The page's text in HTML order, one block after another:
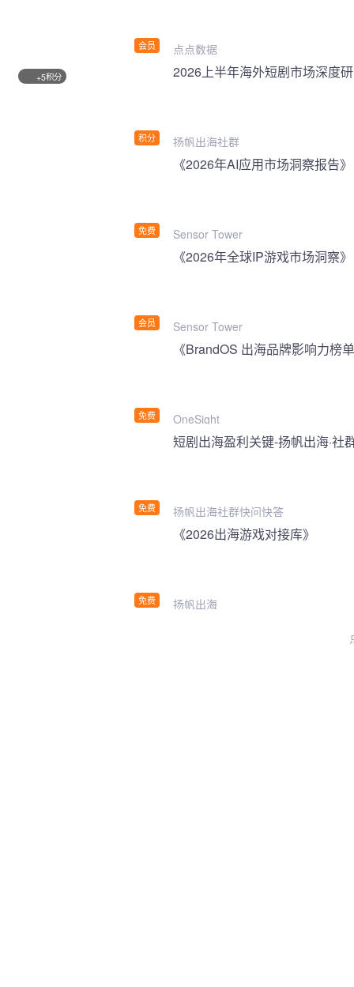
会员 点点数据
+5积分
积分
2026上半年海外短剧市场深度
扬帆出海社群
免费
《2026年AI应用市场洞察报告》
Sensor Tower
会员
《2026年全球IP游戏市场洞察》
Sensor Tower
免费
《BrandOS 出海品牌影响力榜
OneSight
免费
短剧出海盈利关键-扬帆出海·社
扬帆出海社群快问快答
免费
《2026出海游戏对接库》
扬帆出海